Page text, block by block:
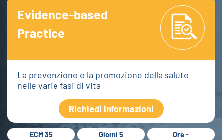
Evidence-based
Practice
La prevenzione e la promozione della salute
nelle varie fasi di vita
Richiedi informazioni
ECM 35 Giorni 5 Ore -